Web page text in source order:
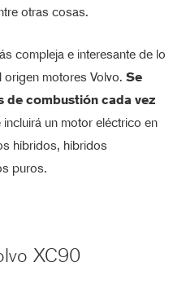
otras cosas.
compleja e interesante de lo
motores Volvo. Se
de combustión cada vez
un motor eléctrico en
híbridos, híbridos
puros.
XC90